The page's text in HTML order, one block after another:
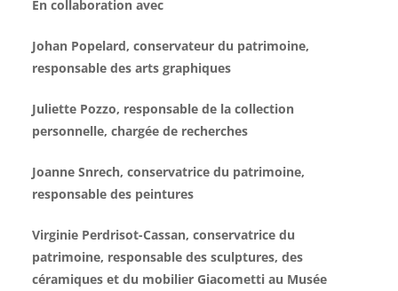
En collaboration avec
Johan Popelard, conservateur du patrimoine,
responsable des arts graphiques
Juliette Pozzo, responsable de la collection
personnelle, chargée de recherches
Joanne Snrech, conservatrice du patrimoine,
responsable des peintures
Virginie Perdrisot-Cassan, conservatrice du
patrimoine, responsable des sculptures, des
céramiques et du mobilier Giacometti au Musée